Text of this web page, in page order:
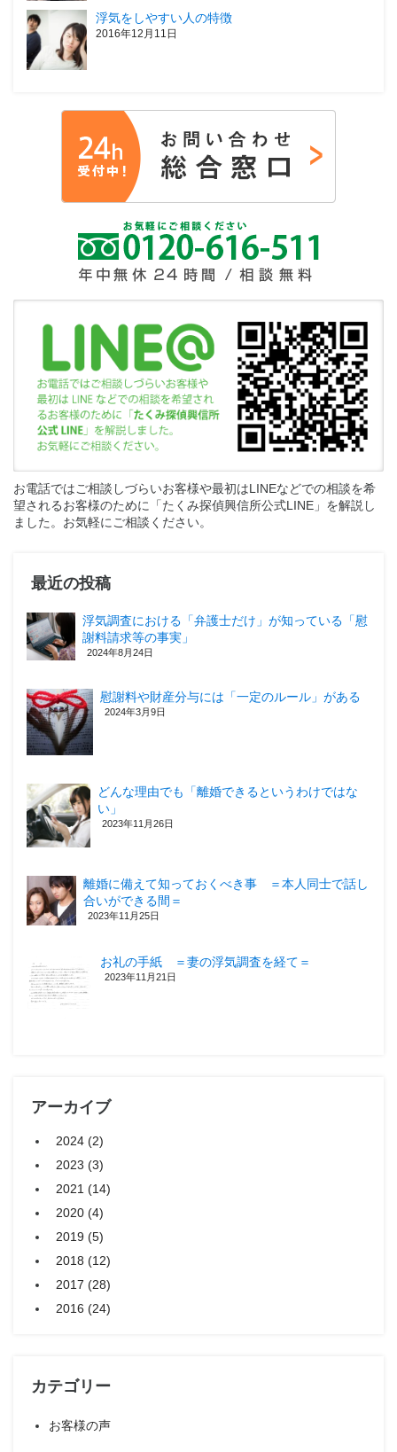
浮気をしやすい人の特徴
2016年12月11日
お電話ではご相談しづらいお客様や最初はLINEなどでの相談を希
望されるお客様のために「たくみ探偵興信所公式LINE」を解説し
ました。お気軽にご相談ください。
最近の投稿
浮気調査における「弁護士だけ」が知っている「慰
謝料請求等の事実」
2024年8月24日
慰謝料や財産分与には「一定のルール」がある
2024年3月9日
どんな理由でも「離婚できるというわけではな
い」
2023年11月26日
離婚に備えて知っておくべき事 ＝本人同士で話し
合いができる間＝
2023年11月25日
お礼の手紙 ＝妻の浮気調査を経て＝
2023年11月21日
アーカイブ
2024 (2)
2023 (3)
2021 (14)
2020 (4)
2019 (5)
2018 (12)
2017 (28)
2016 (24)
カテゴリー
お客様の声